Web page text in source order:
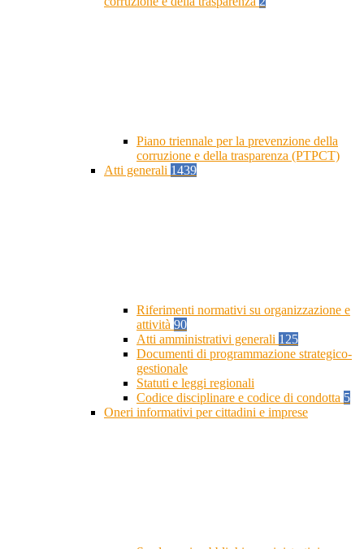
Piano triennale per la prevenzione della
corruzione e della trasparenza (PTPCT)
Atti generali 1439
Riferimenti normativi su organizzazione e
attività 90
Atti amministrativi generali 125
Documenti di programmazione strategico-
gestionale
Statuti e leggi regionali
Codice disciplinare e codice di condotta 5
Oneri informativi per cittadini e imprese